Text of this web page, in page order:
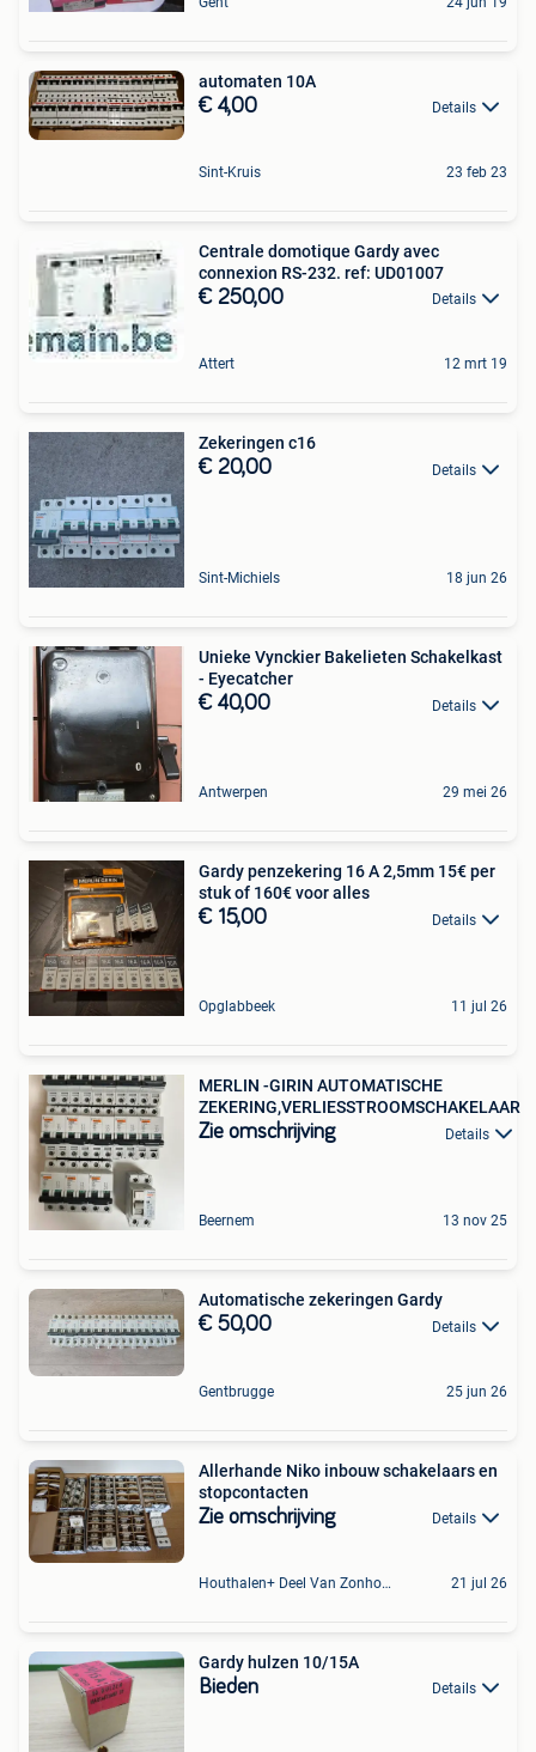
automaten 10A
€ 4,00 Details
Sint-Kruis 23 feb 23
Centrale domotique Gardy avec
connexion RS-232. ref: UD01007
€ 250,00 Details
Attert 12 mrt 19
Zekeringen c16
€ 20,00 Details
Sint-Michiels 18 jun 26
Unieke Vynckier Bakelieten Schakelkast
- Eyecatcher
€ 40,00 Details
Antwerpen 29 mei 26
Gardy penzekering 16 A 2,5mm 15€ per
stuk of 160€ voor alles
€ 15,00 Details
Opglabbeek 11 jul 26
MERLIN -GIRIN AUTOMATISCHE
ZEKERING,VERLIESSTROOMSCHAKELAAR
Zie omschrijving Details
Beernem 13 nov 25
Automatische zekeringen Gardy
€ 50,00 Details
Gentbrugge 25 jun 26
Allerhande Niko inbouw schakelaars en
stopcontacten
Zie omschrijving Details
Houthalen+ Deel Van Zonhoven En Zolder 21 jul 26
Gardy hulzen 10/15A
Bieden Details